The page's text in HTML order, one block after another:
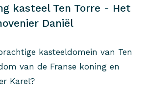
kasteel Ten Torre - Het
Daniël
kasteeldomein van Ten
van de Franse koning en
Karel?